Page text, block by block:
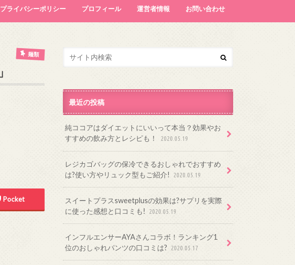
プライバシーポリシー プロフィール 運営者情報 お問い合わせ
麺類
Pocket
最近の投稿
純ココアはダイエットにいいって本当？効果やお
すすめの飲み方とレシピも！
2020.05.19
レジカゴバッグの保冷できるおしゃれでおすすめ
は?使い方やリュック型もご紹介!
2020.05.19
スイートプラスsweetplusの効果は?サプリを実際
に使った感想と口コミも!
2020.05.19
インフルエンサーAYAさんコラボ！ランキング1
位のおしゃれパンツの口コミは?
2020.05.17